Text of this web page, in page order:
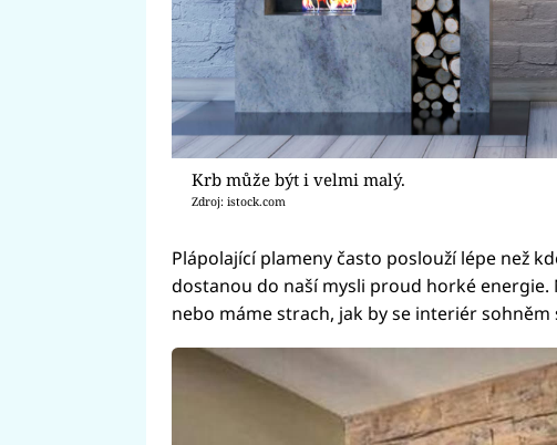
Krb může být i velmi malý.
Zdroj: istock.com
Plápolající plameny často poslouží lépe než
dostanou do naší mysli proud horké energie.
nebo máme strach, jak by se interiér sohněm